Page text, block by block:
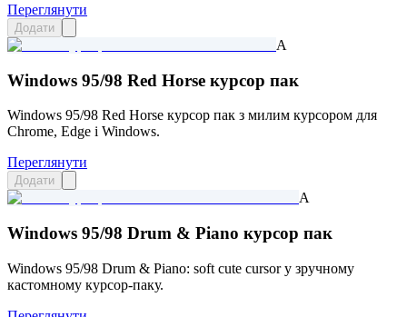
Переглянути
Додати
A
Windows 95/98 Red Horse курсор пак
Windows 95/98 Red Horse курсор пак з милим курсором для
Chrome, Edge і Windows.
Переглянути
Додати
A
Windows 95/98 Drum & Piano курсор пак
Windows 95/98 Drum & Piano: soft cute cursor у зручному
кастомному курсор-паку.